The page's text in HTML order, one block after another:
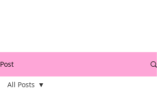
Post
All Posts